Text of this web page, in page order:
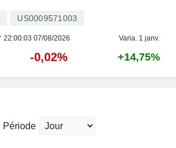
US0009571003
22:00:03 07/08/2026 Varia. 1 janv.
-0,02% +14,75%
Période